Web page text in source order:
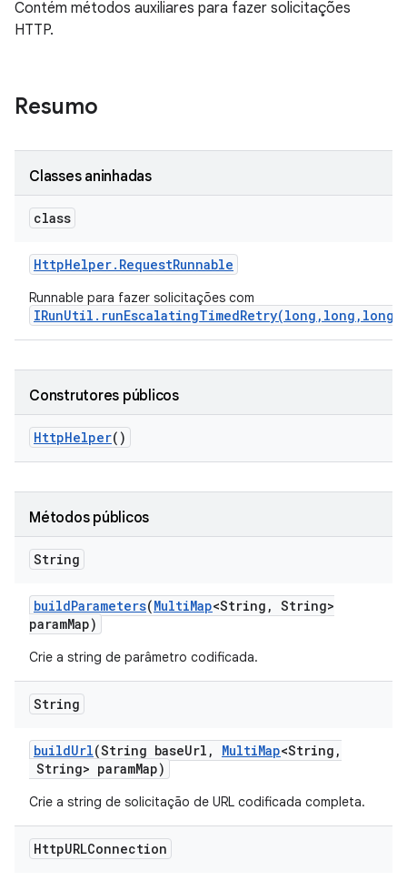
Contém métodos auxiliares para fazer solicitações
HTTP.
Resumo
Classes aninhadas
class
HttpHelper. RequestRunnable
Runnable para fazer solicitações com
Construtores públicos
HttpHelper()
Métodos públicos
String
buildParameters(MultiMap<String , String>
paramMap)
Crie a string de parâmetro codificada.
String
buildUrl(String baseUrl , MultiMap<String ,
String> paramMap)
Crie a string de solicitação de URL codificada completa.
HttpURLConnection